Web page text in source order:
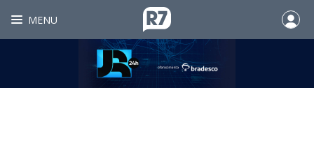
MENU